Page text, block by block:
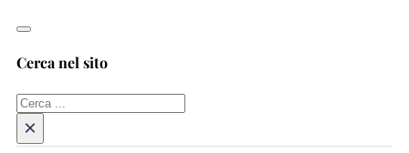
Cerca nel sito
Cerca
×